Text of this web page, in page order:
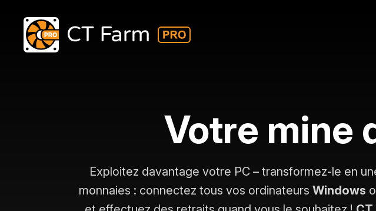
Votre mine
Exploitez davantage votre PC – transformez-le en
monnaies : connectez tous vos ordinateurs Windows